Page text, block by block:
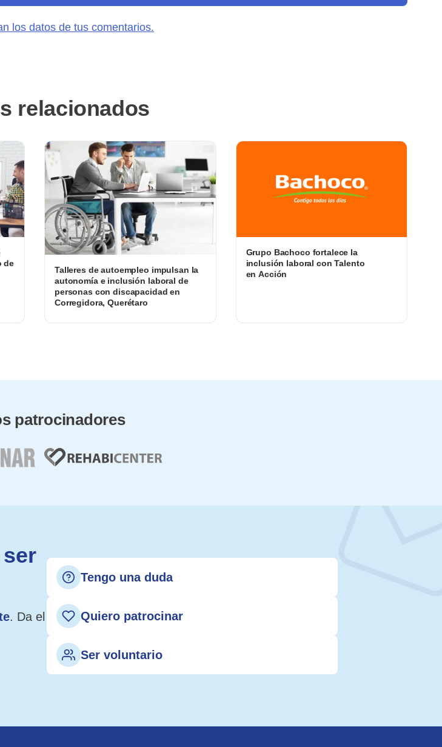
los datos de tus comentarios.
relacionados
de
Talleres de autoempleo impulsan la
autonomía e inclusión laboral de
personas con discapacidad en
Corregidora, Querétaro
Grupo Bachoco fortalece la
inclusión laboral con Talento
en Acción
patrocinadores
. Da el
Tengo una duda
Quiero patrocinar
Ser voluntario